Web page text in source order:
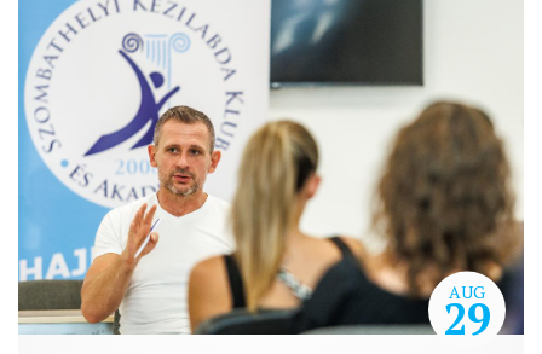
AUG
29